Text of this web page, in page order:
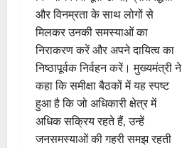
और विनम्रता के साथ लोगों से
मिलकर उनकी समस्याओं का
निराकरण करें और अपने दायित्व का
निष्ठापूर्वक निर्वहन करें। मुख्यमंत्री ने
कहा कि समीक्षा बैठकों में यह स्पष्ट
हुआ है कि जो अधिकारी क्षेत्र में
अधिक सक्रिय रहते हैं, उन्हें
जनसमस्याओं की गहरी समझ रहती